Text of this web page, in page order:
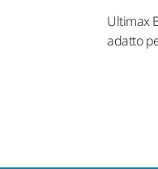
Ultimax
adatto